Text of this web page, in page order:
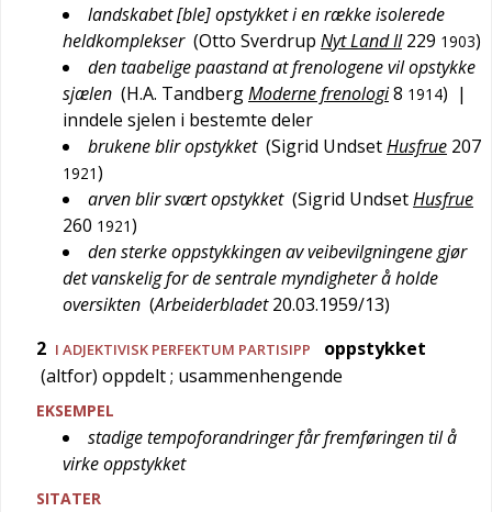
landskabet [ble] opstykket i en række isolerede
heldkomplekser (Otto Sverdrup Nyt Land II 229 1903)
den taabelige paastand at frenologene vil opstykke
sjælen (H.A. TandbergModerne frenologi8 1914) |
inndele sjelen i bestemte deler
brukene blir opstykket (Sigrid UndsetHusfrue 207
1921)
arven blir svært opstykket (Sigrid UndsetHusfrue
260 1921)
den sterke oppstykkingen av veibevilgningene gjør
det vanskelig for de sentrale myndigheter å holde
oversikten (Arbeiderbladet 20.03.1959/13)
2 I ADJEKTIVISK PERFEKTUM PARTISIPP
oppstykket
(altfor) oppdelt; usammenhengende
EKSEMPEL
stadige tempoforandringer får fremføringen til å
virke oppstykket
SITATER